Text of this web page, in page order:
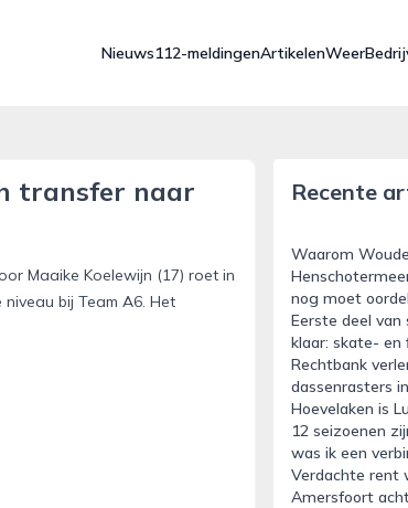
Nieuws112-meldingenArtikelenWeer
transfer naar
Maaike Koelewijn (17) roet in
bij Team A6. Het
Recente
Waarom
nog moet
Eerste deel
klaar: skate-
Rechtbank
dassenrasters
Hoevelaken is
12 seizoenen
was ik een
Verdachte rent
Amersfoort